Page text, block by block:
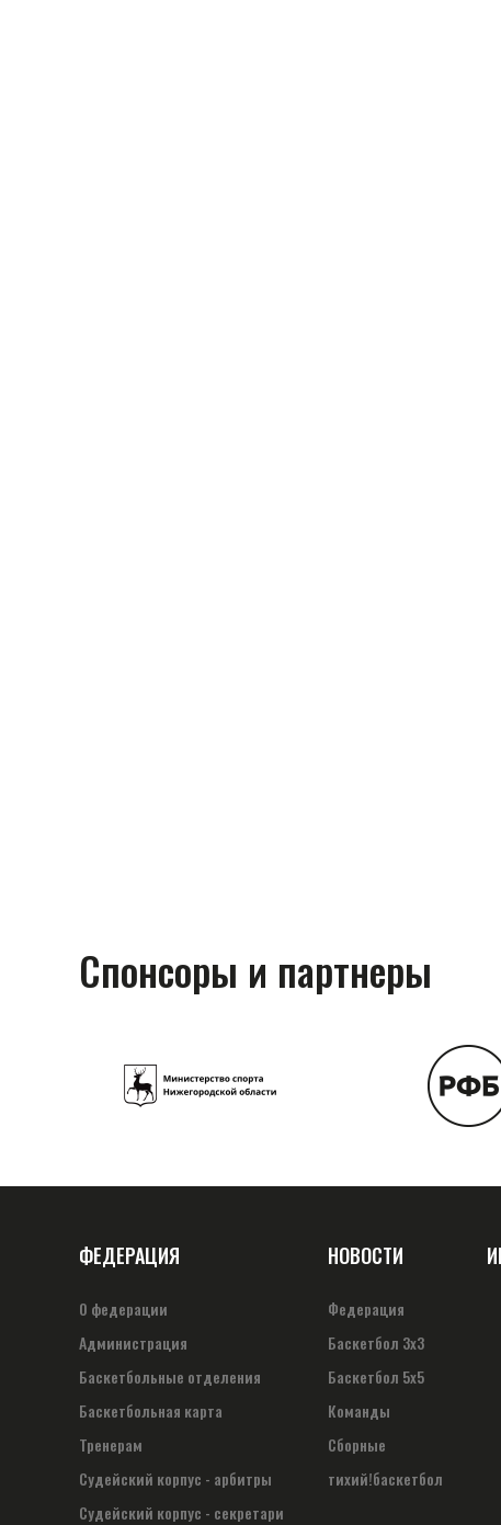
Спонсоры и партнеры
ФЕДЕРАЦИЯ
О федерации
Администрация
Баскетбольные отделения
Баскетбольная карта
Тренерам
Судейский корпус - арбитры
Судейский корпус - секретари
НОВОСТИ
Федерация
Баскетбол 3х3
Баскетбол 5х5
Команды
Сборные
тихий!баскетбол